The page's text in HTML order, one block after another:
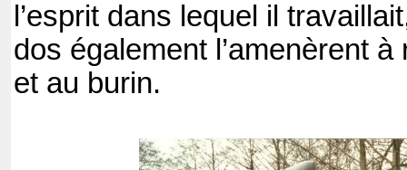
l’esprit dans lequel il
dos également l’amenèrent
et au burin.